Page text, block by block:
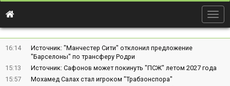
16:14
Источник: "Манчестер Сити" отклонил предложение
"Барселоны" по трансферу Родри
15:13
Источник: Сафонов может покинуть "ПСЖ" летом 2027 года
15:57
Мохамед Салах стал игроком "Трабзонспора"